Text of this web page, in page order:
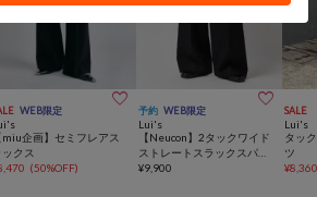
WEB限定 
miu企画】セミフレアス
ックス
(50%OFF)
予約 WEB限定 
Lui's
【Neucon】2タックワイド
ストレートスラックスパン
ツ
¥9,900
SALE
Lui's
タッ
ツ
¥